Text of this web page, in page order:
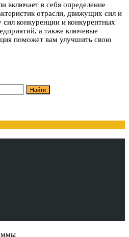
включает в себя определение
отрасли, движущих сил и
сил конкуренции и конкурентных
а также ключевые
поможет вам улучшить свою